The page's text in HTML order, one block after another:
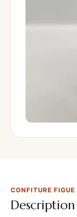
CONFITURE
Description